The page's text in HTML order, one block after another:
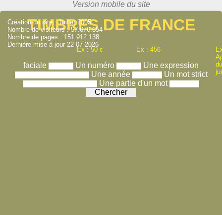
TIMBRES DE FRANCE
Ex : 50 c Ex : 456
faciale Un numéro
Une expression
Une année
Un mot strict
Une partie d'un mot
Création du site : Juillet 2005
Nombre de visiteurs : 57.676.654
Nombre de pages : 151.912.138
Dernière mise à jour 22-07-2026